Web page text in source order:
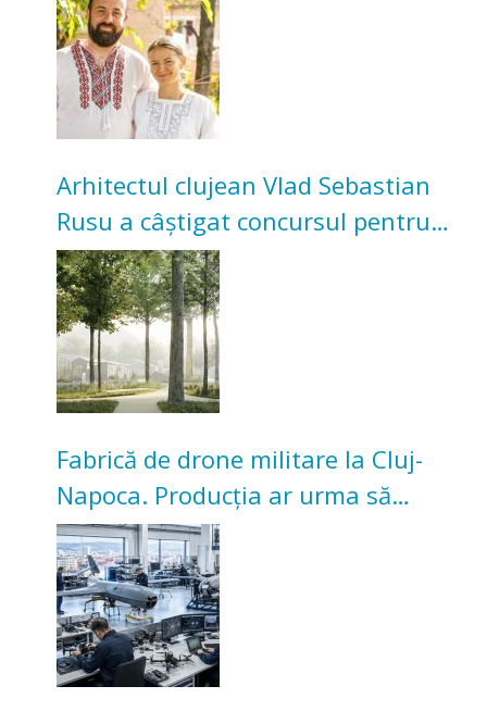
bunicilor
Arhitectul clujean Vlad Sebastian
Rusu a câștigat concursul pentru
transformarea Grădinii Casei
Universitarilor
Fabrică de drone militare la Cluj-
Napoca. Producția ar urma să
înceapă în toamna acestui an